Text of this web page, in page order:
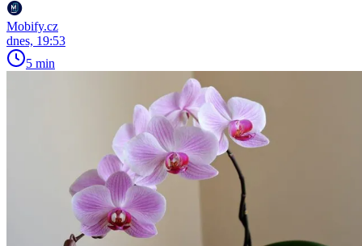
Mobify.cz
dnes, 19:53
5 min